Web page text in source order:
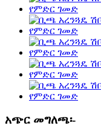
አጭር መግለጫ፡-